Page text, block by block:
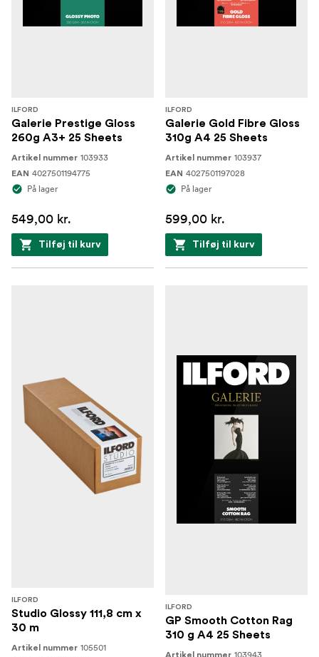
ILFORD
Galerie Prestige Gloss
260g A3+ 25 Sheets
Artikel nummer 103933
EAN 4027501194775
På lager
549,00 kr.
Tilføj til kurv
ILFORD
Galerie Gold Fibre Gloss
310g A4 25 Sheets
Artikel nummer 103937
EAN 4027501197028
På lager
599,00 kr.
Tilføj til kurv
ILFORD
Studio Glossy 111,8 cm x
30 m
Artikel nummer 105501
ILFORD
GP Smooth Cotton Rag
310 g A4 25 Sheets
Artikel nummer 103943